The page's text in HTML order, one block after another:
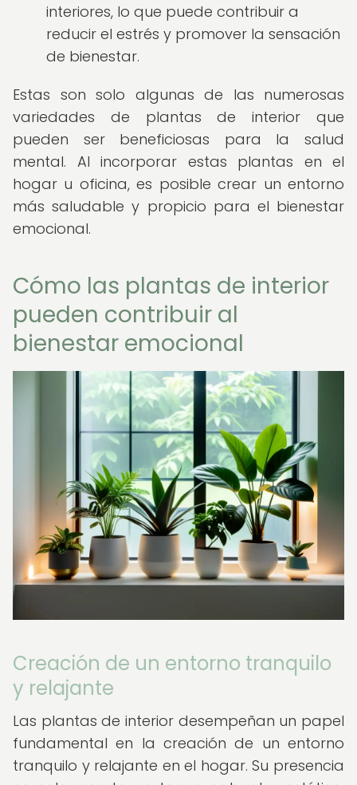
interiores, lo que puede contribuir a
reducir el estrés y promover la sensación
de bienestar.
Estas son solo algunas de las numerosas
variedades de plantas de interior que
pueden ser beneficiosas para la salud
mental. Al incorporar estas plantas en el
hogar u oficina, es posible crear un entorno
más saludable y propicio para el bienestar
emocional.
Cómo las plantas de interior
pueden contribuir al
bienestar emocional
Creación de un entorno tranquilo
y relajante
Las plantas de interior desempeñan un papel
fundamental en la creación de un entorno
tranquilo y relajante en el hogar. Su presencia